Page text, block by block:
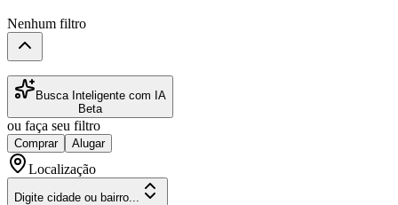
Nenhum filtro
Busca Inteligente com IA
Beta
ou faça seu filtro
Comprar Alugar
Localização
Digite cidade ou bairro...